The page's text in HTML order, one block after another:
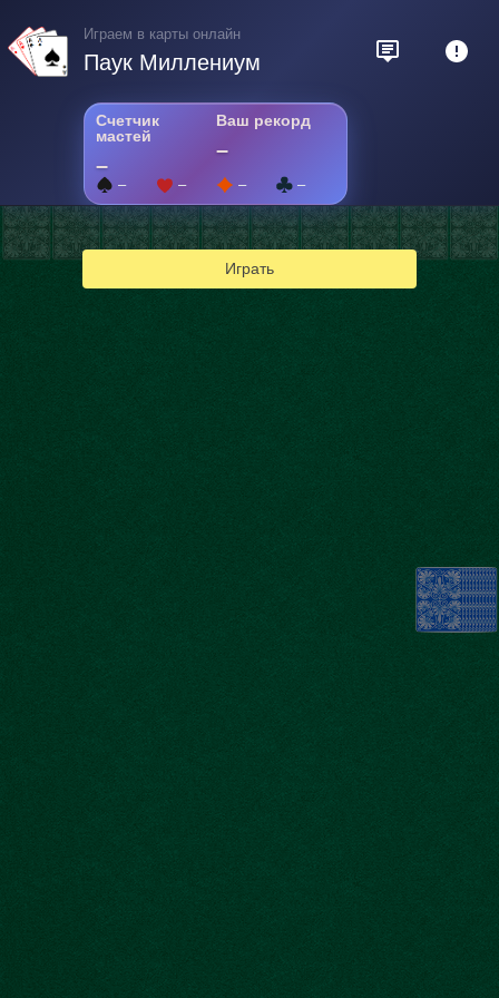
Играем в карты онлайн
Паук Миллениум
Счетчик
мастей
–
Ваш рекорд
–
– – – –
Играть